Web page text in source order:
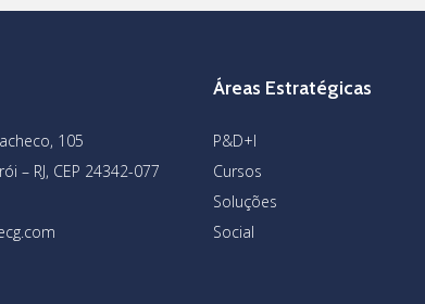
105
– RJ, CEP 24342-077
Áreas Estratégicas
P&D+I
Cursos
Soluções
Social